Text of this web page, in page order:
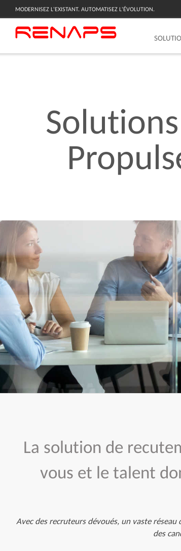
MODERNISEZ L'EXISTANT. AUTOMATISEZ L'ÉVOLUTION.
Solutions
La solution de
vous et le talent
Avec des recruteurs dévoués, un vaste
des